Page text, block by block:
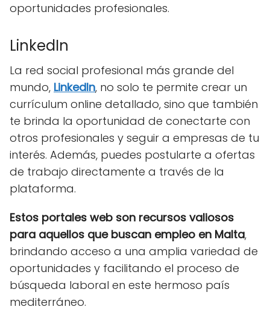
oportunidades profesionales.
LinkedIn
La red social profesional más grande del
mundo, LinkedIn, no solo te permite crear un
currículum online detallado, sino que también
te brinda la oportunidad de conectarte con
otros profesionales y seguir a empresas de tu
interés. Además, puedes postularte a ofertas
de trabajo directamente a través de la
plataforma.
Estos portales web son recursos valiosos
para aquellos que buscan empleo en Malta,
brindando acceso a una amplia variedad de
oportunidades y facilitando el proceso de
búsqueda laboral en este hermoso país
mediterráneo.